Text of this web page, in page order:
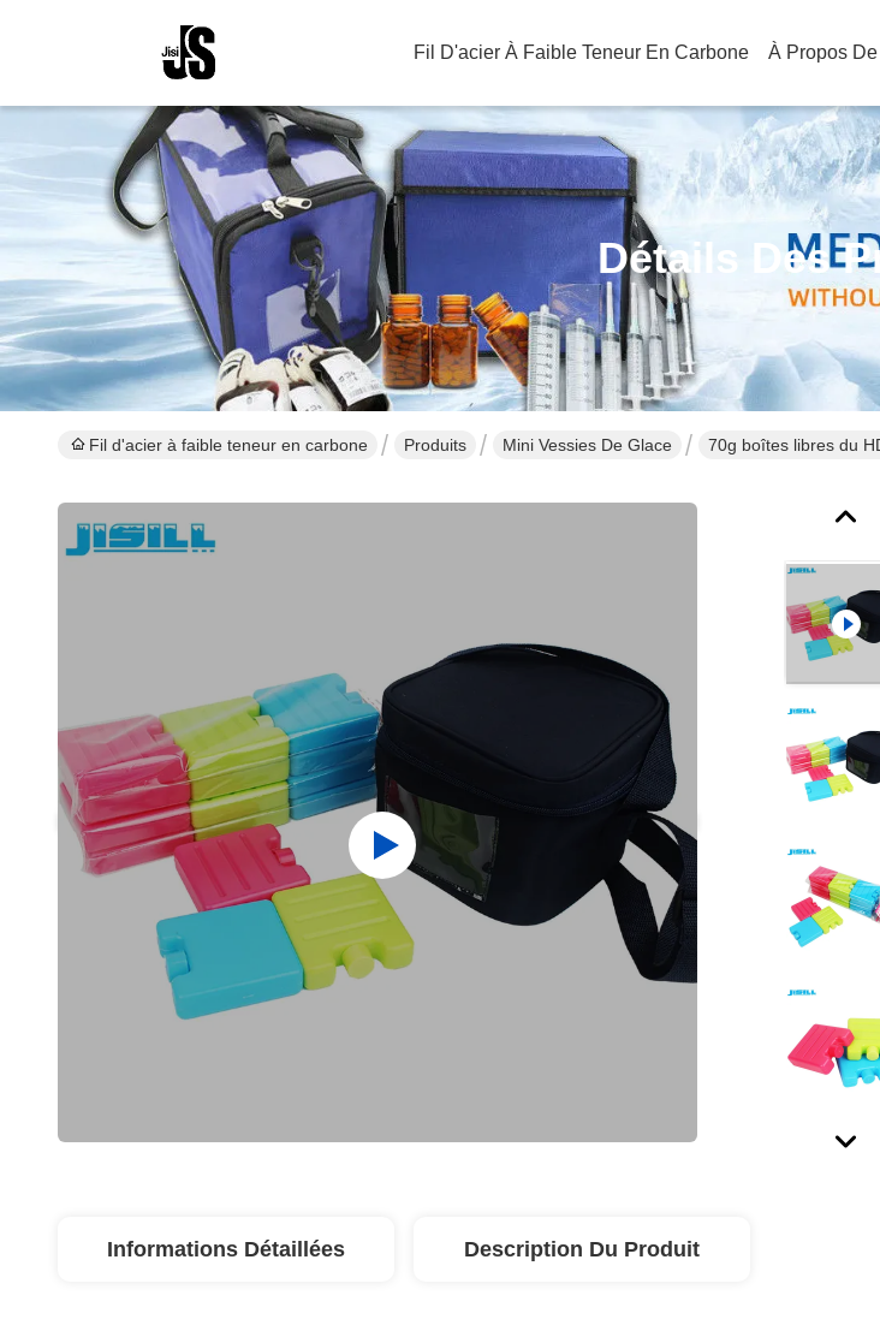
Fil D'acier À Faible Teneur En Carbone À Propos
Détails Des
Fil d'acier à faible teneur en carbone Produits Mini Vessies De Glace 70g boîtes libres du
Informations Détaillées Description Du Produit